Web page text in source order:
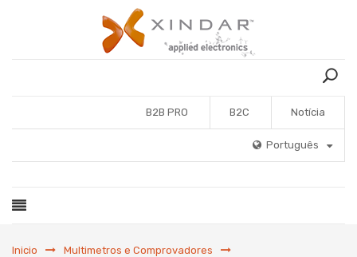
B2B PRO B2C Notícia
Português
Inicio
Multimetros e Comprovadores